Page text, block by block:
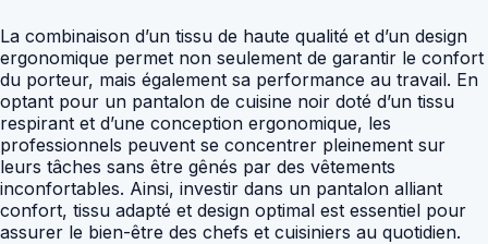
La combinaison d’un tissu de haute qualité et d’un design
ergonomique permet non seulement de garantir le confort
du porteur, mais également sa performance au travail. En
optant pour un pantalon de cuisine noir doté d’un tissu
respirant et d’une conception ergonomique, les
professionnels peuvent se concentrer pleinement sur
leurs tâches sans être gênés par des vêtements
inconfortables. Ainsi, investir dans un pantalon alliant
confort, tissu adapté et design optimal est essentiel pour
assurer le bien-être des chefs et cuisiniers au quotidien.